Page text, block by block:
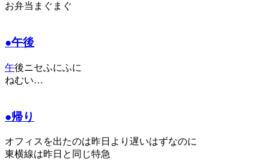
お弁当まぐまぐ
●午後
午後ニセふにふに
ねむい…
●帰り
オフィスを出たのは昨日より遅いはずなのに
東横線は昨日と同じ特急